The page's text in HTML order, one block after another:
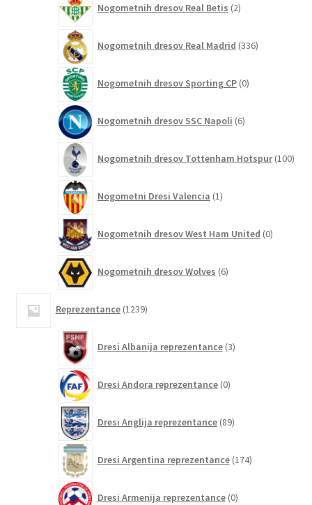
Nogometnih dresov Real Betis 2izdelka
Nogometnih dresov Real Madrid 336izdelkov
Nogometnih dresov Sporting CP 0izdelkov
Nogometnih dresov SSC Napoli 6izdelkov
Nogometnih dresov Tottenham Hotspur 100
Nogometni Dresi Valencia 1izdelek
Nogometnih dresov West Ham United 0izdelkov
Nogometnih dresov Wolves 6izdelkov
Reprezentance 1239izdelkov
Dresi Albanija reprezentance 3izdelki
Dresi Andora reprezentance 0izdelkov
Dresi Anglija reprezentance 89izdelkov
Dresi Argentina reprezentance 174izdelkov
Dresi Armenija reprezentance 0